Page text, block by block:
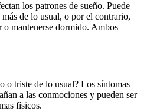
los patrones de sueño. Puede
de lo usual, o por el contrario,
mantenerse dormido. Ambos
o triste de lo usual? Los síntomas
a las conmociones y pueden ser
físicos.